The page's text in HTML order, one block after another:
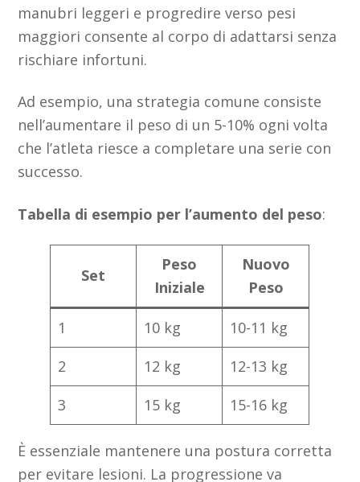
manubri leggeri e progredire verso pesi
maggiori consente al corpo di adattarsi senza
rischiare infortuni.
Ad esempio, una strategia comune consiste
nell’aumentare il peso di un 5-10% ogni volta
che l’atleta riesce a completare una serie con
successo.
Tabella di esempio per l’aumento del peso:
Set
Peso
Iniziale
Nuovo
Peso
1 10 kg
10-11 kg
2
12 kg
12-13 kg
3
15 kg 15-16 kg
È essenziale mantenere una postura corretta
per evitare lesioni. La progressione va